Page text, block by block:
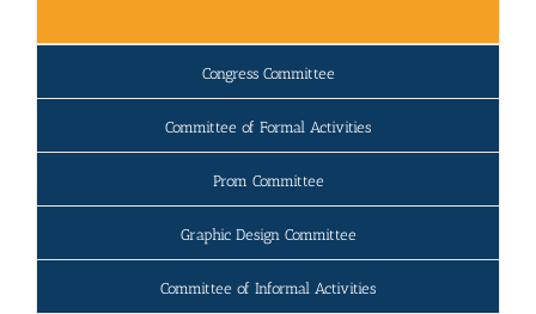
Congress Committee
Committee of Formal Activities
Prom Committee
Graphic Design Committee
Committee of Informal Activities